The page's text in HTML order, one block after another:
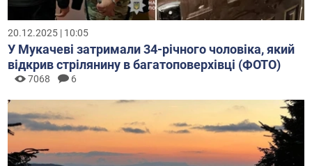
20.12.2025 | 10:05
У Мукачеві затримали 34-річного чоловіка, який
відкрив стрілянину в багатоповерхівці (ФОТО)
7068 6